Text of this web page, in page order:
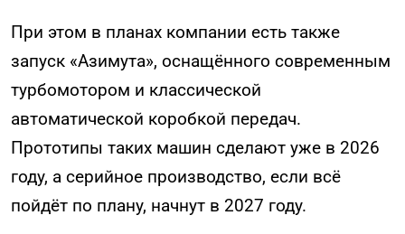
При этом в планах компании есть также
запуск «Азимута», оснащённого современным
турбомотором и классической
автоматической коробкой передач.
Прототипы таких машин сделают уже в 2026
году, а серийное производство, если всё
пойдёт по плану, начнут в 2027 году.